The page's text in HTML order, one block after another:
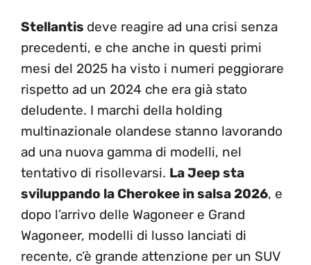
Stellantis deve reagire ad una crisi senza
precedenti, e che anche in questi primi
mesi del 2025 ha visto i numeri peggiorare
rispetto ad un 2024 che era già stato
deludente. I marchi della holding
multinazionale olandese stanno lavorando
ad una nuova gamma di modelli, nel
tentativo di risollevarsi. La Jeep sta
sviluppando la Cherokee in salsa 2026, e
dopo l’arrivo delle Wagoneer e Grand
Wagoneer, modelli di lusso lanciati di
recente, c’è grande attenzione per un SUV